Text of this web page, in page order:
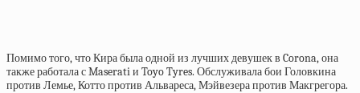
Помимо того, что Кира была одной из лучших девушек в Corona, она
также работала с Maserati и Toyo Tyres. Обслуживала бои Головкина
против Лемье, Котто против Альвареса, Мэйвезера против Макгрегора.